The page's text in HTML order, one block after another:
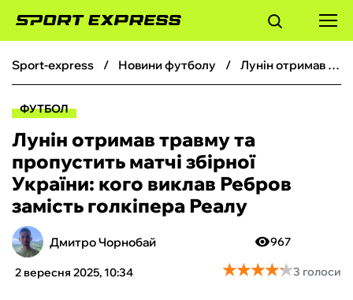
ФУТБОЛ
БОКС
ХОКЕЙ
ТЕНІС
sport-express новини футболу Лунін отримав травму та пропустить матчі збірної України: кого виклав Ребров замість голкіпера Реалу
ФУТБОЛ
Лунін отримав травму та
пропустить матчі збірної
України: кого виклав Ребров
замість голкіпера Реалу
Дмитро Чорнобай
2 вересня 2025, 10:34
967
★★★★★
★★★★★3 голоси